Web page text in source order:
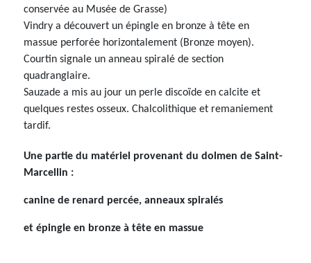
conservée au Musée de Grasse)
Vindry a découvert un épingle en bronze à tête en
massue perforée horizontalement (Bronze moyen).
Courtin signale un anneau spiralé de section
quadranglaire.
Sauzade a mis au jour un perle discoïde en calcite et
quelques restes osseux. Chalcolithique et remaniement
tardif.
Une partie du matériel provenant du dolmen de Saint-
Marcellin :
canine de renard percée, anneaux spiralés
et épingle en bronze à tête en massue